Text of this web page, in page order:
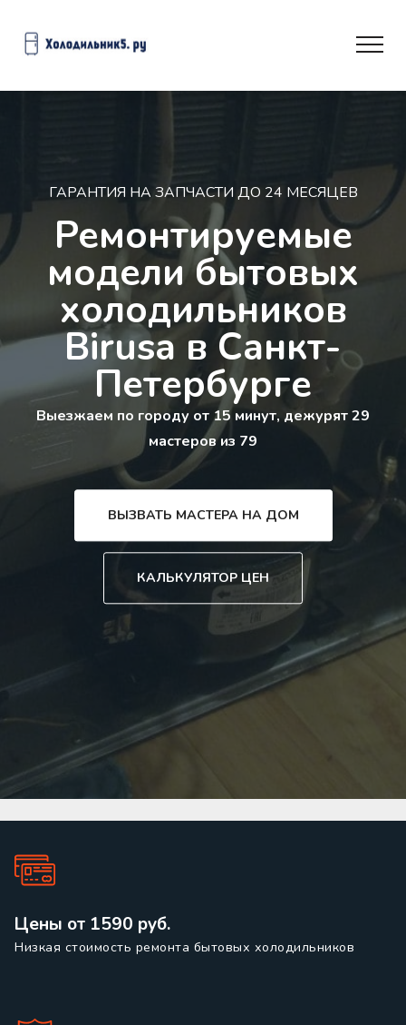
ГАРАНТИЯ НА ЗАПЧАСТИ ДО 24 МЕСЯЦЕВ
Ремонтируемые
модели бытовых
холодильников
Birusa в Санкт-
Петербурге
Выезжаем по городу от 15 минут, дежурят 29
мастеров из 79
ВЫЗВАТЬ МАСТЕРА НА ДОМ
КАЛЬКУЛЯТОР ЦЕН
Цены от 1590 руб.
Низкая стоимость ремонта бытовых холодильников